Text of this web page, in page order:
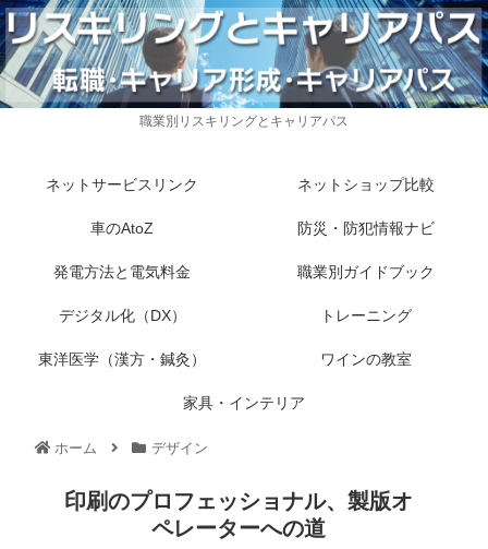
職業別リスキリングとキャリアパス
ネットサービスリンク ネットショップ比較
車のAtoZ 防災・防犯情報ナビ
発電方法と電気料金 職業別ガイドブック
デジタル化（DX） トレーニング
東洋医学（漢方・鍼灸） ワインの教室
家具・インテリア
ホーム デザイン
印刷のプロフェッショナル、製版オ
ペレーターへの道